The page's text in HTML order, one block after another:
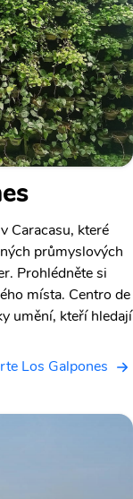
Caracasu, které
průmyslových
Prohlédněte si
místa. Centro de
umění, kteří hledají
Los Galpones